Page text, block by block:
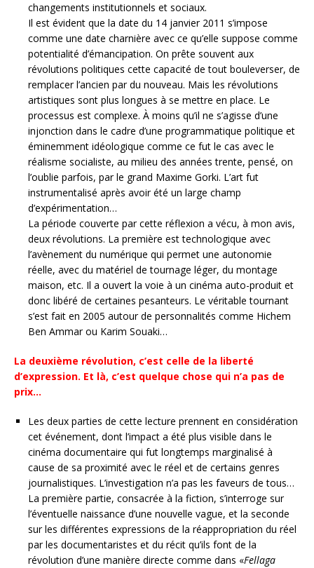
changements institutionnels et sociaux.
Il est évident que la date du 14 janvier 2011 s’impose
comme une date charnière avec ce qu’elle suppose comme
potentialité d’émancipation. On prête souvent aux
révolutions politiques cette capacité de tout bouleverser, de
remplacer l’ancien par du nouveau. Mais les révolutions
artistiques sont plus longues à se mettre en place. Le
processus est complexe. À moins qu’il ne s’agisse d’une
injonction dans le cadre d’une programmatique politique et
éminemment idéologique comme ce fut le cas avec le
réalisme socialiste, au milieu des années trente, pensé, on
l’oublie parfois, par le grand Maxime Gorki. L’art fut
instrumentalisé après avoir été un large champ
d’expérimentation…
La période couverte par cette réflexion a vécu, à mon avis,
deux révolutions. La première est technologique avec
l’avènement du numérique qui permet une autonomie
réelle, avec du matériel de tournage léger, du montage
maison, etc. Il a ouvert la voie à un cinéma auto-produit et
donc libéré de certaines pesanteurs. Le véritable tournant
s’est fait en 2005 autour de personnalités comme Hichem
Ben Ammar ou Karim Souaki…
La deuxième révolution, c’est celle de la liberté
d’expression. Et là, c’est quelque chose qui n’a pas de
prix…
Les deux parties de cette lecture prennent en considération
cet événement, dont l’impact a été plus visible dans le
cinéma documentaire qui fut longtemps marginalisé à
cause de sa proximité avec le réel et de certains genres
journalistiques. L’investigation n’a pas les faveurs de tous…
La première partie, consacrée à la fiction, s’interroge sur
l’éventuelle naissance d’une nouvelle vague, et la seconde
sur les différentes expressions de la réappropriation du réel
par les documentaristes et du récit qu’ils font de la
révolution d’une manière directe comme dans «Fellaga